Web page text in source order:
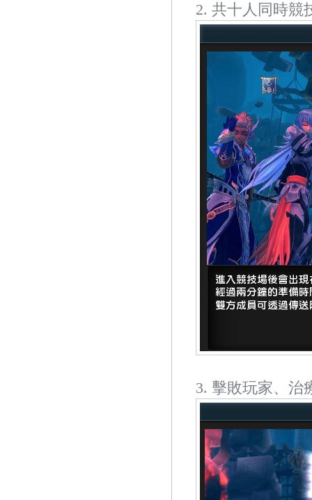
2. 共十人同時競
3. 擊敗玩家、治